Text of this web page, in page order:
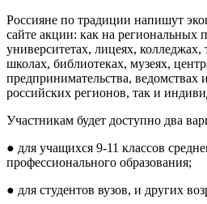
Россияне по традиции напишут
сайте акции: как на региональных
университетах, лицеях,
школах, библиотеках, музеях,
предпринимательства, ведомствах
российских регионов, так и
Участникам будет доступно два
● для учащихся 9-11 классов
профессионального образования;
● для студентов вузов, и других